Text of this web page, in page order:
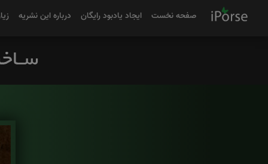
صفحه نخست ایجاد یادبود رایگان درباره این نشریه